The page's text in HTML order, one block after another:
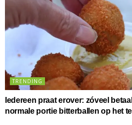
TRENDING
Iedereen praat erover: zóveel
normale portie bitterballen op het